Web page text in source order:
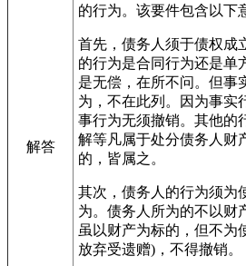
解答
的行为。该要件包含以下
首先，债务人须于债权成
的行为是合同行为还是单
是无偿，在所不问。但事
为，不在此列。因为事实
事行为无须撤销。其他的
解等凡属于处分债务人财
的，皆属之。
其次，债务人的行为须为
为。债务人所为的不以财
虽以财产为标的，但不为
放弃受遗赠)，不得撤销。